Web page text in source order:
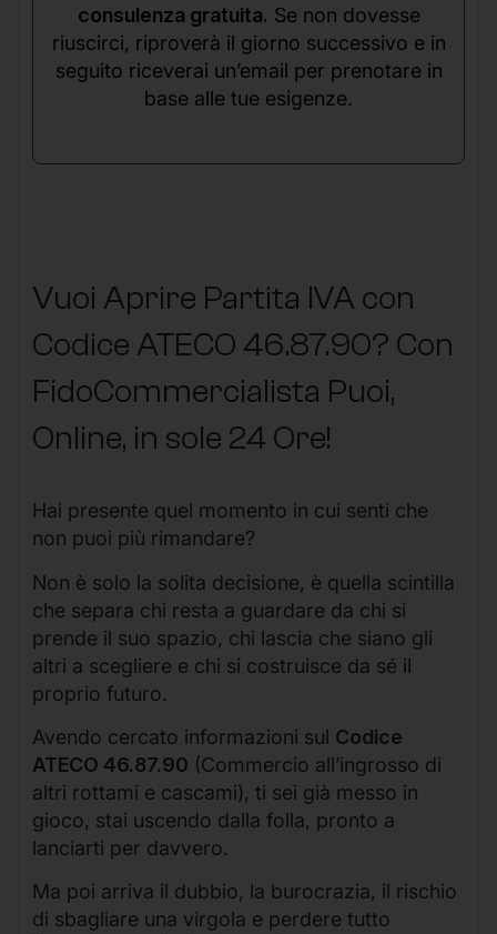
consulenza gratuita. Se non dovesse
riuscirci, riproverà il giorno successivo e in
seguito riceverai un’email per prenotare in
base alle tue esigenze.
Vuoi Aprire Partita IVA con
Codice ATECO 46.87.90? Con
FidoCommercialista Puoi,
Online, in sole 24 Ore!
Hai presente quel momento in cui senti che
non puoi più rimandare?
Non è solo la solita decisione, è quella scintilla
che separa chi resta a guardare da chi si
prende il suo spazio, chi lascia che siano gli
altri a scegliere e chi si costruisce da sé il
proprio futuro.
Avendo cercato informazioni sul Codice
ATECO 46.87.90 (Commercio all’ingrosso di
altri rottami e cascami), ti sei già messo in
gioco, stai uscendo dalla folla, pronto a
lanciarti per davvero.
Ma poi arriva il dubbio, la burocrazia, il rischio
di sbagliare una virgola e perdere tutto